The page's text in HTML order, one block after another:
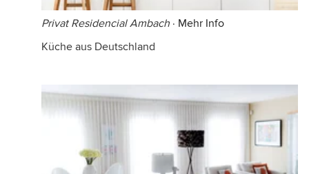
Privat Residencial Ambach · Mehr Info
Küche aus Deutschland